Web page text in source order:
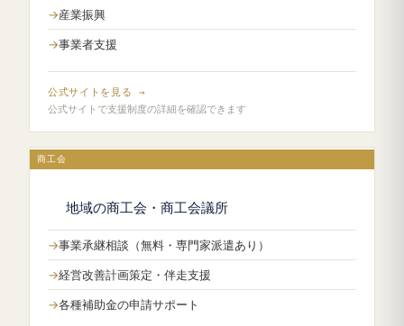
産業振興
事業者支援
公式サイトを見る →
公式サイトで支援制度の詳細を確認できます
商工会
地域の商工会・商工会議所
事業承継相談（無料・専門家派遣あり）
経営改善計画策定・伴走支援
各種補助金の申請サポート